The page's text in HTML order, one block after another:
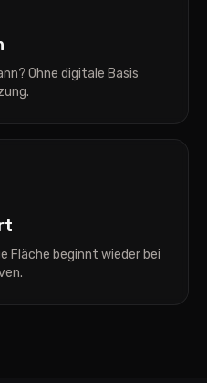
Ohne digitale Basis
Fläche beginnt wieder bei